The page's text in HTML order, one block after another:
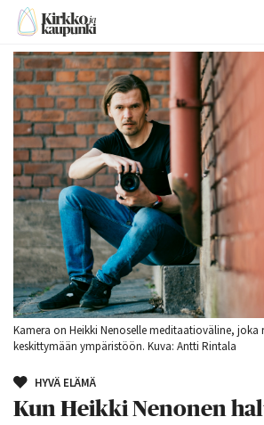
Kamera on Heikki Nenoselle meditaatioväline,
keskittymään ympäristöön. Kuva: Antti Rintala
HYVÄ ELÄMÄ
Kun Heikki Nenonen